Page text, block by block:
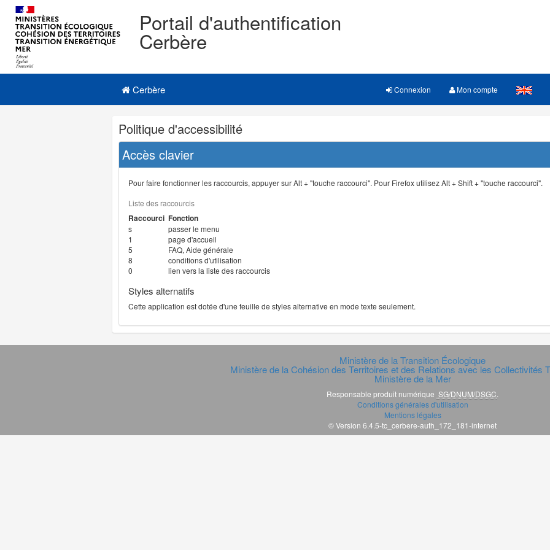
Portail d'authentification
Cerbère
Navigation
Menu principal
Cerbère Connexion Mon compte
Navigation
et
outils
annexes
Politique d'accessibilité
Accès clavier
Pour faire fonctionner les raccourcis, appuyer sur Alt + "touche raccourci". Pour Firefox utilisez Alt + Shift + "touche raccourci".
Liste des raccourcis
Raccourci Fonction
s
passer le menu
1
page d'accueil
5
FAQ, Aide générale
8
conditions d'utilisation
0
lien vers la liste des raccourcis
Styles alternatifs
Cette application est dotée d'une feuille de styles alternative en mode texte seulement.
Ministère de la Transition Écologique
Ministère de la Cohésion des Territoires et des Relations avec les Collectivités
Ministère de la Mer
Responsable produit numérique SG/DNUM/DSGC
Conditions générales d'utilisation
Mentions légales
© Version 6.4.5-tc_cerbere-auth_172_181-internet